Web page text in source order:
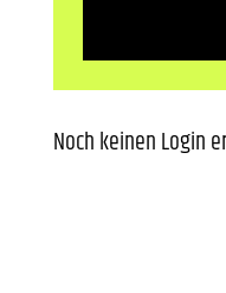
Noch keinen Login